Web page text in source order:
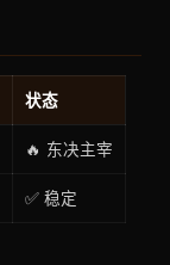
状态
🔥 东决主宰
✅ 稳定